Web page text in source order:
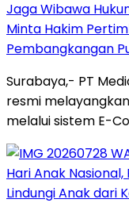
Jaga Wibawa
Minta Hakim
Pembangkangan
Surabaya,- PT
resmi
melalui sistem E-
Hari Anak
Lindungi Anak dari